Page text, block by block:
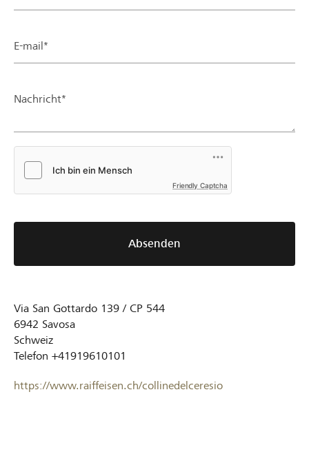
E-mail*
Nachricht*
Friendly Captcha
Absenden
Via San Gottardo 139 / CP 544
6942 Savosa
Schweiz
Telefon +41919610101
https://www.raiffeisen.ch/collinedelceresio